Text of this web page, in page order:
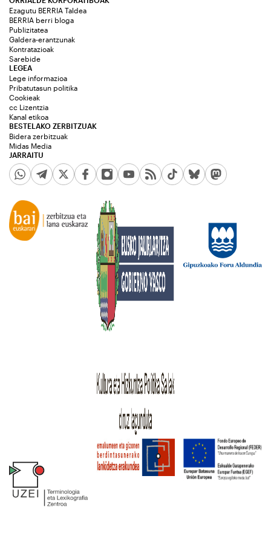
Ezagutu BERRIA Taldea
BERRIA berri bloga
Publizitatea
Galdera-erantzunak
Kontratazioak
Sarebide
JARRAITU
LEGEA
Lege informazioa
Pribatutasun politika
Cookieak
cc Lizentzia
Kanal etikoa
BESTELAKO ZERBITZUAK
Bidera zerbitzuak
Midas Media